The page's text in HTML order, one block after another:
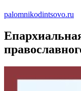
palomnikodintsovo.ru